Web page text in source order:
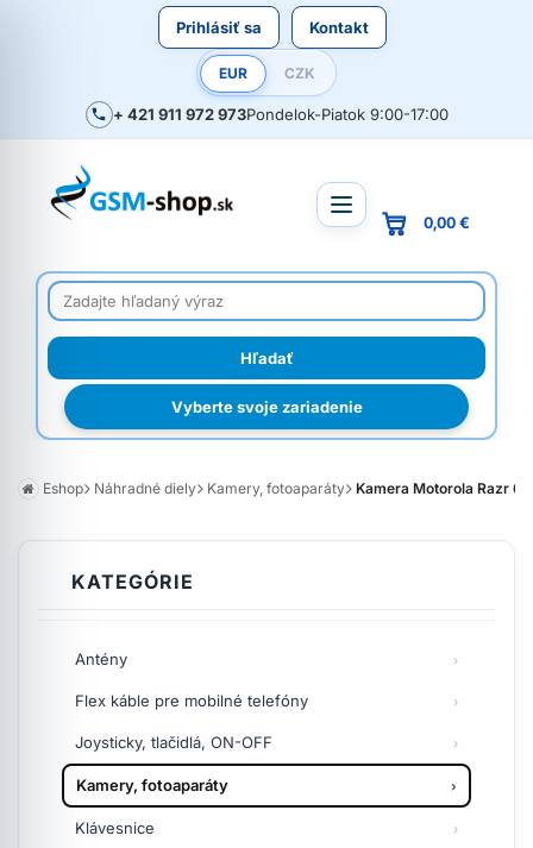
Prihlásiť sa Kontakt
EUR CZK
+ 421 911 972 973Pondelok-Piatok 9:00-17:00
Vyberte svoje zariadenie
0,00 €
Eshop Náhradné diely Kamery, fotoaparáty Kamera Motorola Razr
KATEGÓRIE
Antény
Flex káble pre mobilné telefóny
Joysticky, tlačidlá, ON-OFF
Kamery, fotoaparáty
Klávesnice